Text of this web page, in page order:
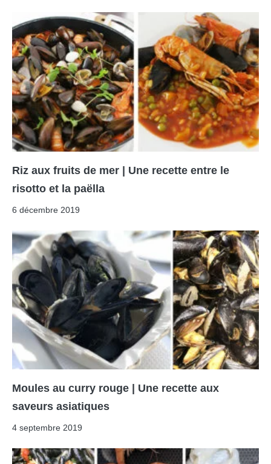
Riz aux fruits de mer | Une recette entre le
risotto et la paëlla
6 décembre 2019
Moules au curry rouge | Une recette aux
saveurs asiatiques
4 septembre 2019